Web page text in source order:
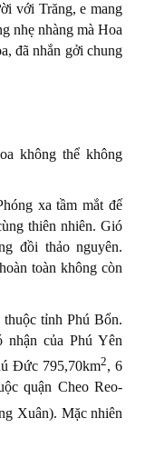
với Trăng, e mang
nhẹ nhàng mà Hoa
đã nhắn gởi chung
không thể không
xa tầm mắt để
thiên nhiên. Gió
đồi thảo nguyên.
toàn không còn
tỉnh Phú Bổn.
nhận của Phú Yên
Đức 795,70km2, 6
quận Cheo Reo-
Xuân). Mặc nhiên